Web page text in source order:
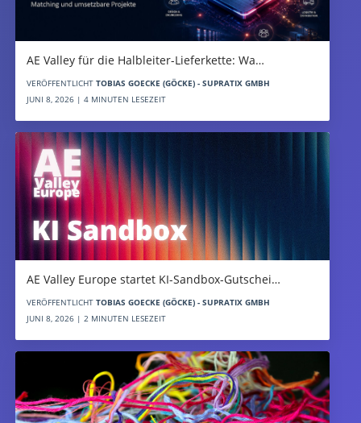
AE Valley für die Halbleiter-Lieferkette: Wa…
VERÖFFENTLICHT TOBIAS GOECKE (GÖCKE) - SUPRATIX GMBH
JUNI 8, 2026 | 4 MINUTEN LESEZEIT
AE Valley Europe startet KI-Sandbox-Gutschei…
VERÖFFENTLICHT TOBIAS GOECKE (GÖCKE) - SUPRATIX GMBH
JUNI 8, 2026 | 2 MINUTEN LESEZEIT